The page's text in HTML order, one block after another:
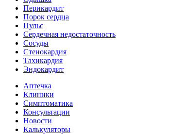
Перикардит
Порок сердца
Пульс
Сердечная недостаточность
Сосуды
Стенокардия
Тахикардия
Эндокардит
Аптечка
Клиники
Симптоматика
Консультации
Новости
Калькуляторы